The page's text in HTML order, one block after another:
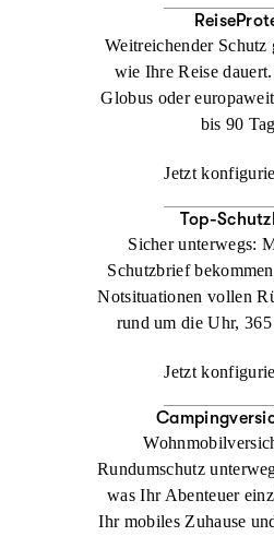
Weitreichender Schutz
wie Ihre Reise
Globus oder
bis 90
Jetzt
Top-
Sicher unterwegs:
Schutzbrief
Notsituationen vollen
rund um die Uhr, 365
Jetzt
Rundumschutz
was Ihr Abenteuer
Ihr mobiles Zuhause